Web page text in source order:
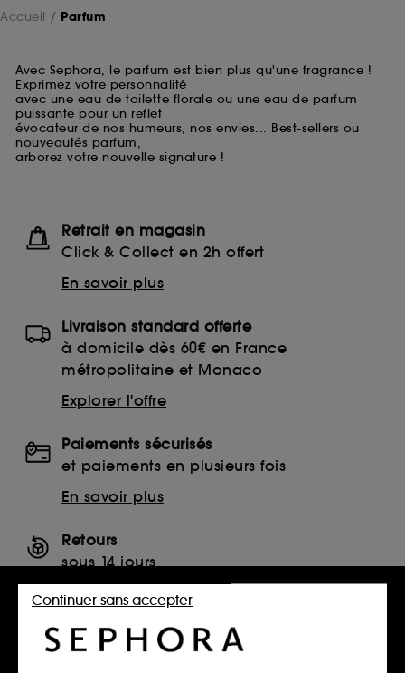
Accueil Parfum
Avec Sephora, le parfum est bien plus qu'une fragrance !
Exprimez votre personnalité
avec une eau de toilette florale ou une eau de parfum
puissante pour un reflet
évocateur de nos humeurs, nos envies... Best-sellers ou
nouveautés parfum,
arborez votre nouvelle signature !
Retrait en magasin
Click & Collect en 2h offert
En savoir plus
Livraison standard offerte
à domicile dès 60€ en France
métropolitaine et Monaco
Explorer l'offre
Paiements sécurisés
et paiements en plusieurs fois
En savoir plus
Retours
sous 14 jours
Retourner mon article
SERVICES, CONTACT ET CONDITIONS DES OFFRES
Continuer sans accepter